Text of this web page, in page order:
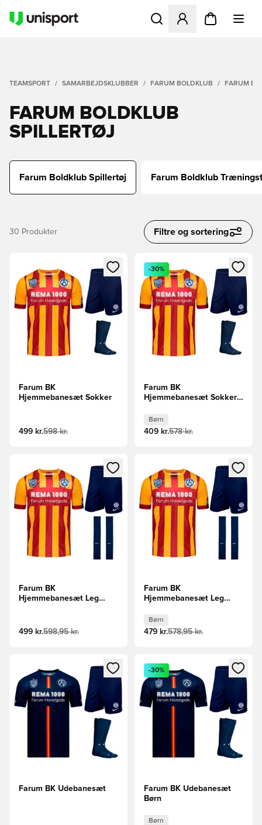
Åbner en Modal til at
TEAMSPORT SAMARBEJDSKLUBBER FARUM BOLDKLUB FARUM
FARUM BOLDKLUB
SPILLERTØJ
Farum Boldklub Spillertøj Farum Boldklub
30 Produkter Filtre og sortering
Åbner en Modal til at logge ind eller tilmelde dig som
Farum BK
Hjemmebanesæt Sokker
499 kr.598 kr.
Åbner en Modal til at logge
-30%
Farum BK
Hjemmebanesæt Sokker
Børn
409 kr.578 kr.
Åbner en Modal til at logge ind eller tilmelde dig som
Farum BK
Hjemmebanesæt Leg
499 kr.598,95 kr.
Åbner en Modal til at logge
Farum BK
Hjemmebanesæt Leg
Børn
479 kr.578,95 kr.
Åbner en Modal til at logge ind eller tilmelde dig som
Farum BK Udebanesæt
Åbner en Modal til at logge
-30%
Farum BK Udebanesæt
Børn
Børn